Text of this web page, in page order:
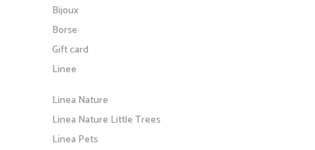
Bijoux
Borse
Gift card
Linee
Linea Nature
Linea Nature Little Trees
Linea Pets